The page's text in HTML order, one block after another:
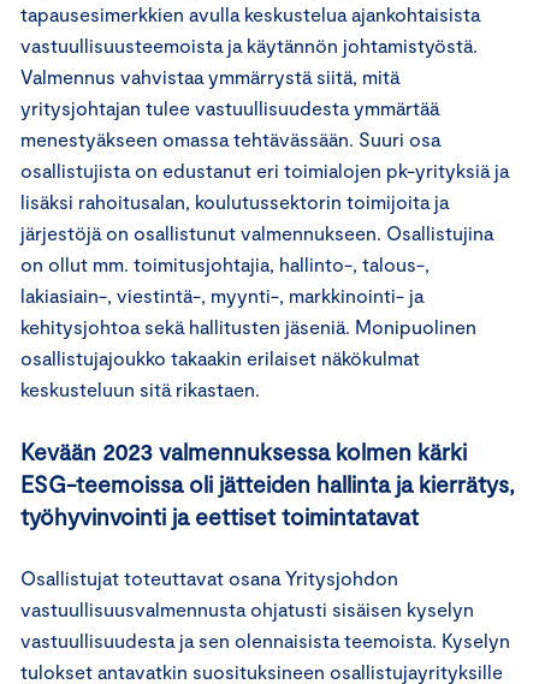
tapausesimerkkien avulla keskustelua ajankohtaisista
vastuullisuusteemoista ja käytännön johtamistyöstä.
Valmennus vahvistaa ymmärrystä siitä, mitä
yritysjohtajan tulee vastuullisuudesta ymmärtää
menestyäkseen omassa tehtävässään. Suuri osa
osallistujista on edustanut eri toimialojen pk-yrityksiä ja
lisäksi rahoitusalan, koulutussektorin toimijoita ja
järjestöjä on osallistunut valmennukseen. Osallistujina
on ollut mm. toimitusjohtajia, hallinto-, talous-,
lakiasiain-, viestintä-, myynti-, markkinointi- ja
kehitysjohtoa sekä hallitusten jäseniä. Monipuolinen
osallistujajoukko takaakin erilaiset näkökulmat
keskusteluun sitä rikastaen.
Kevään 2023 valmennuksessa kolmen kärki
ESG-teemoissa oli jätteiden hallinta ja kierrätys,
työhyvinvointi ja eettiset toimintatavat
Osallistujat toteuttavat osana Yritysjohdon
vastuullisuusvalmennusta ohjatusti sisäisen kyselyn
vastuullisuudesta ja sen olennaisista teemoista. Kyselyn
tulokset antavatkin suosituksineen osallistujayrityksille